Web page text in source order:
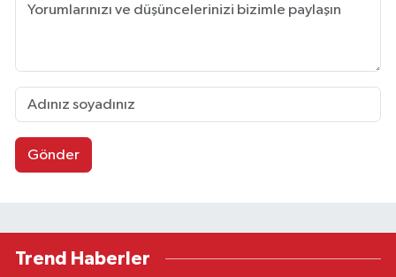
Gönder
Trend Haberler